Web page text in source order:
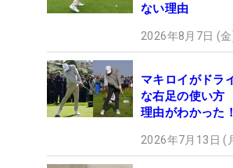
ない理由
2026年8月7日 (
マキロイがドラ
な右足の使い
理由がわかった！
2026年7月13日 (